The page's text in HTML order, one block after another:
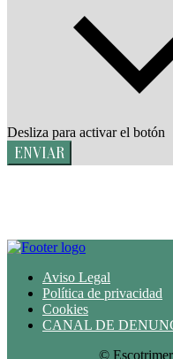
Desliza para activar el botón
ENVIAR
Aviso Legal
Política de privacidad
Cookies
CANAL DE
© Escotrimer.